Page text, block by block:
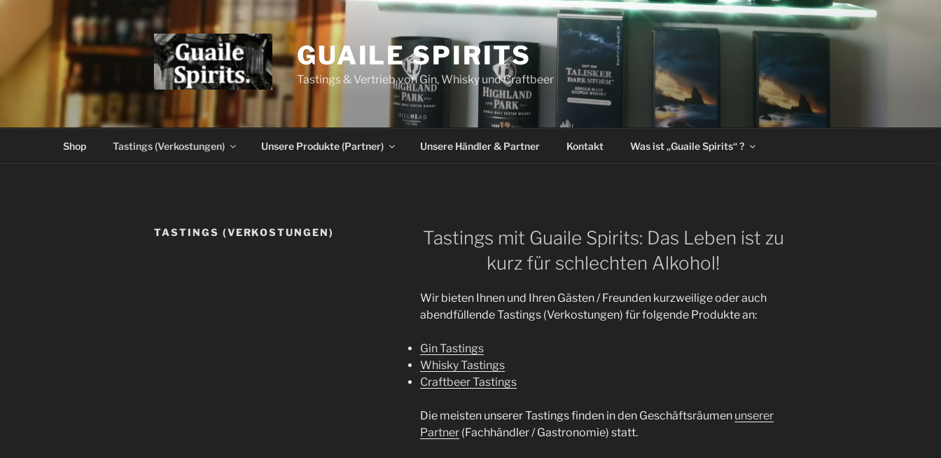
Zum
springen
GUAILE SPIRITS
Tastings & Vertrieb von Gin, Whisky und Craftbeer
Shop Tastings (Verkostungen) Unsere Produkte (Partner) Unsere Händler & Partner Kontakt Was ist „Guaile Spirits“ ?
TASTINGS (VERKOSTUNGEN)
Tastings mit Guaile Spirits: Das Leben ist zu
kurz für schlechten Alkohol!
Wir bieten Ihnen und Ihren Gästen / Freunden kurzweilige oder auch
abendfüllende Tastings (Verkostungen) für folgende Produkte an:
Gin Tastings
Whisky Tastings
Craftbeer Tastings
Die meisten unserer Tastings finden in den Geschäftsräumen unserer
Partner(Fachhändler / Gastronomie) statt.